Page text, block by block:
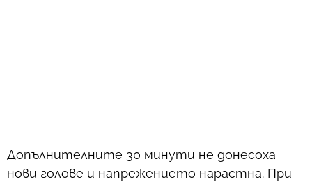
Допълнителните 30 минути не донесоха
нови голове и напрежението нарастна. При